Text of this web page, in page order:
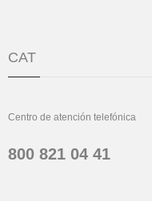
CAT
Centro de atención telefónica
800 821 04 41